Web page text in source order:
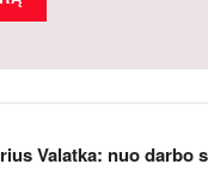
Valatka: nuo darbo